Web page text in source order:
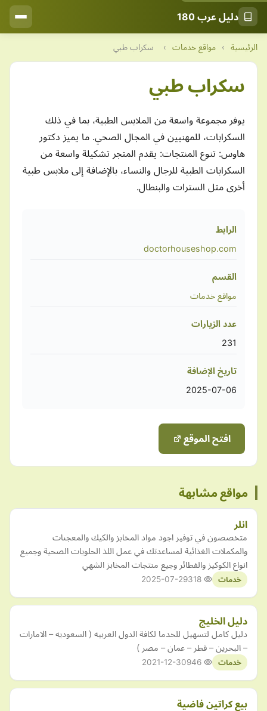
دليل عرب 180
الرئيسية › مواقع خدمات › سكراب طبي
سكراب طبي
يوفر مجموعة واسعة من الملابس الطبية، بما في ذلك
السكرابات، للمهنيين في المجال الصحي. ما يميز دكتور
هاوس: تنوع المنتجات: يقدم المتجر تشكيلة واسعة من
السكرابات الطبية للرجال والنساء، بالإضافة إلى ملابس طبية
أخرى مثل السترات والبنطال.
الرابط
doctorhouseshop.com
القسم
مواقع خدمات
عدد الزيارات
231
تاريخ الإضافة
2025-07-06
افتح الموقع
مواقع مشابهة
انلر
متخصصون في توفير اجود مواد المخابز والكيك والمعجنات
والمكملات الغذائية لمساعدتك في عمل اللذ الحلويات الصحية وجميع
انواع الكوكيز والفطائر وجيع منتجات المخابز الشهي
خدمات 2025-07-29
دليل الخليج
دليل كامل لتسهيل للخدما لكافة الدول العربيه ( السعوديه – الامارات
– البحرين – قطر – عمان – مصر )
خدمات 2021-12-30
بيع كراتين فاضية